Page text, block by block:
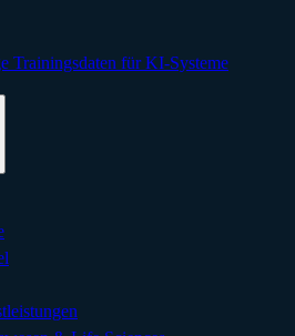
Trainingsdaten für KI-Systeme